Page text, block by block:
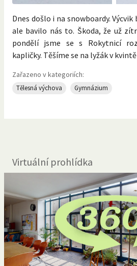
Dnes došlo i na snowboardy.
ale bavilo nás to. Škoda, že už
pondělí jsme se s Rokytnicí
kapličky. Těšíme se na lyžák v
Zařazeno v kategoriích:
Tělesná výchova Gymnázium
Virtuální prohlídka